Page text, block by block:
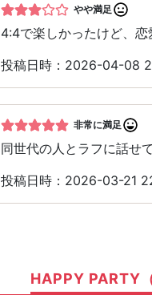
やや満足
4:4で楽しかったけど、恋
投稿日時：2026-04-08
非常に満足
同世代の人とラフに話せ
投稿日時：2026-03-21
HAPPY PARTY